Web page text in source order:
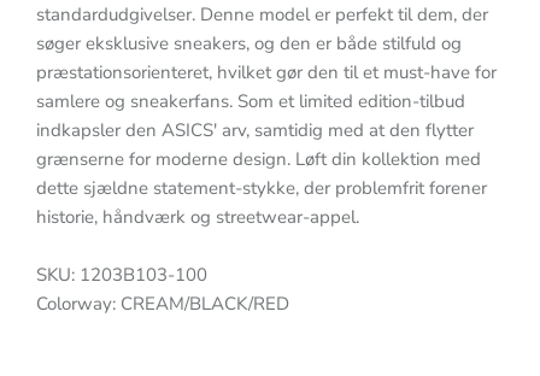
standardudgivelser. Denne model er perfekt til dem, der
søger eksklusive sneakers, og den er både stilfuld og
præstationsorienteret, hvilket gør den til et must-have for
samlere og sneakerfans. Som et limited edition-tilbud
indkapsler den ASICS' arv, samtidig med at den flytter
grænserne for moderne design. Løft din kollektion med
dette sjældne statement-stykke, der problemfrit forener
historie, håndværk og streetwear-appel.
SKU: 1203B103-100
Colorway: CREAM/BLACK/RED